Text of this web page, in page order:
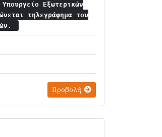
Εξωτερικών
τηλεγράφημα του
Προβολή